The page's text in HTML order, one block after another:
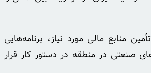
منابع مالی مورد نیاز، برنامه‌هایی
صنعتی در منطقه در دستور کار قرار